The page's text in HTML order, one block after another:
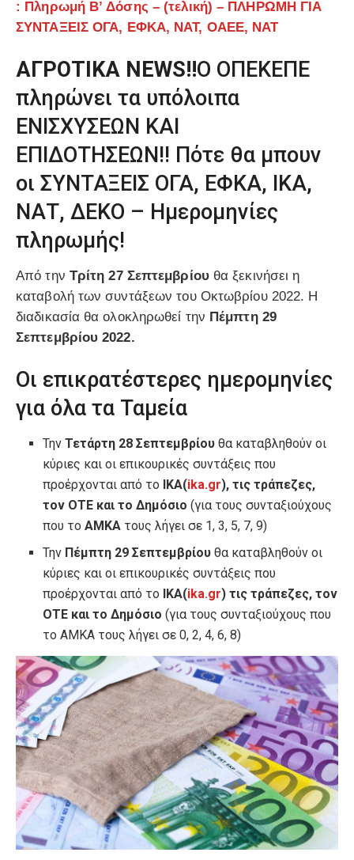
: Πληρωμή B’ Δόσης – (τελική) – ΠΛΗΡΩΜΗ ΓΙΑ
ΣΥΝΤΑΞΕΙΣ ΟΓΑ, ΕΦΚΑ, ΝΑΤ, ΟΑΕΕ, ΝΑΤ
ΑΓΡΟΤΙΚΑ NEWS!!Ο ΟΠΕΚΕΠΕ
πληρώνει τα υπόλοιπα
ΕΝΙΣΧΥΣΕΩΝ ΚΑΙ
ΕΠΙΔΟΤΗΣΕΩΝ!! Πότε θα μπουν
οι ΣΥΝΤΑΞΕΙΣ ΟΓΑ, ΕΦΚΑ, ΙΚΑ,
ΝΑΤ, ΔΕΚΟ – Ημερομηνίες
πληρωμής!
Από την Τρίτη 27 Σεπτεμβρίουθα ξεκινήσει η
καταβολή των συντάξεων του Οκτωβρίου 2022. Η
διαδικασία θα ολοκληρωθεί την Πέμπτη 29
Σεπτεμβρίου 2022.
Oι επικρατέστερες ημερομηνίες
για όλα τα Ταμεία
ΤηνΤετάρτη 28 Σεπτεμβρίουθα καταβληθούν οι
κύριες και οι επικουρικές συντάξεις που
προέρχονται από το ΙΚΑ(ika.gr), τις τράπεζες,
τον ΟΤΕ και το Δημόσιο(για τους συνταξιούχους
που τοΑΜΚΑ τους λήγει σε 1, 3, 5, 7, 9)
Την Πέμπτη 29 Σεπτεμβρίου θα καταβληθούν οι
κύριες και οι επικουρικές συντάξεις που
προέρχονται από το ΙΚΑ(ika.gr) τις τράπεζες, τον
ΟΤΕ και το Δημόσιο(για τους συνταξιούχους που
το ΑΜΚΑ τους λήγει σε 0, 2, 4, 6, 8)